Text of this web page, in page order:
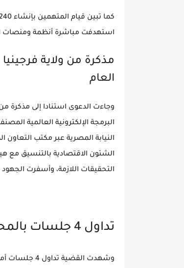
استهدفت مباشرة أنظمة ومنصات
مذكرة من ولاية فرجينيا
العام
وجاءت الدعوى استنادا إلى مذكرة
البرمجة الإلكترونية العالمية
النيابة المصرية عبر مكتب التعاون
الشئون الاقتصادية بالتنسيق مع
التحقيقات اللازمة، وأسفرت
تداول 4 جلسات بالمحكمة الاقتصادية بالمنصورة
وشهدت